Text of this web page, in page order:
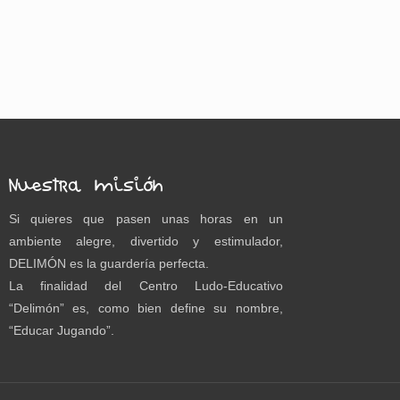
Nuestra misión
Si quieres que pasen unas horas en un
ambiente alegre, divertido y estimulador,
DELIMÓN es la guardería perfecta.
La finalidad del Centro Ludo-Educativo
“Delimón” es, como bien define su nombre,
“Educar Jugando”.